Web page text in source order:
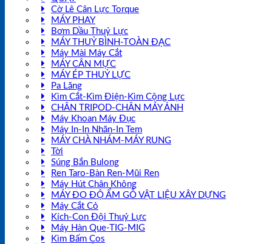
Cờ Lê Cân Lực Torque
MÁY PHAY
Bơm Dầu Thuỷ Lực
MÁY THUỶ BÌNH-TOÀN ĐẠC
Máy Mài Máy Cắt
MÁY CÂN MỰC
MÁY ÉP THUỶ LỰC
Pa Lăng
Kìm Cắt-Kìm Điện-Kìm Cộng Lực
CHÂN TRIPOD-CHÂN MÁY ẢNH
Máy Khoan Máy Đục
Máy In-In Nhãn-In Tem
MÁY CHÀ NHÁM-MÁY RUNG
Tời
Súng Bắn Bulong
Ren Taro-Bàn Ren-Mũi Ren
Máy Hút Chân Không
MÁY ĐO ĐỘ ẨM GỖ VẬT LIỆU XÂY DỰNG
Máy Cắt Cỏ
Kích-Con Đội Thuỷ Lực
Máy Hàn Que-TIG-MIG
Kìm Bấm Cos